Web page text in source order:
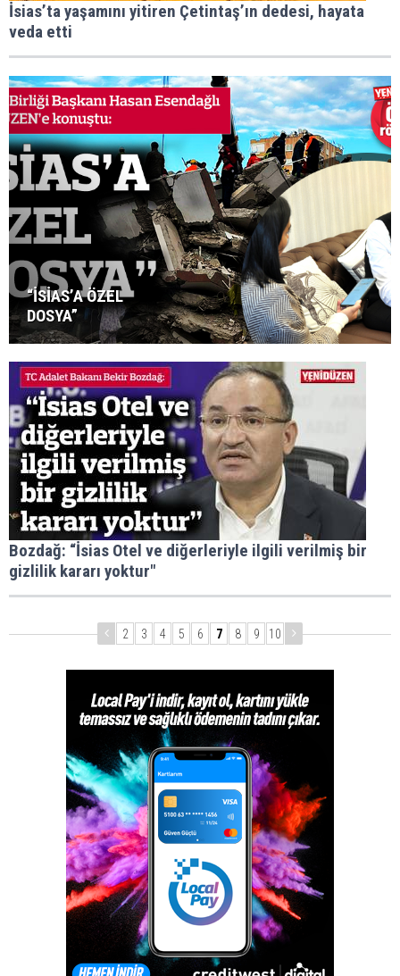
İsias’ta yaşamını yitiren Çetintaş’ın dedesi, hayata
veda etti
“İSİAS’A ÖZEL
DOSYA”
Bozdağ: “İsias Otel ve diğerleriyle ilgili verilmiş bir
gizlilik kararı yoktur"
2 3 4 5 6 7 8 9 10